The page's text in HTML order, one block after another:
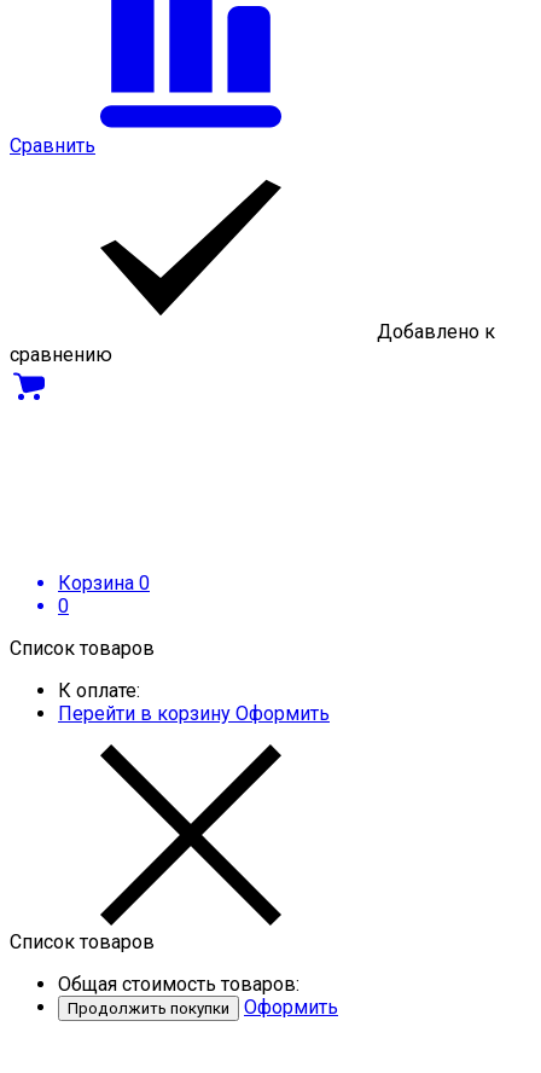
Сравнить
Добавлено к
сравнению
Корзина 0
0
Список товаров
К оплате:
Перейти в корзину Оформить
Список товаров
Общая стоимость товаров:
Продолжить покупки Оформить